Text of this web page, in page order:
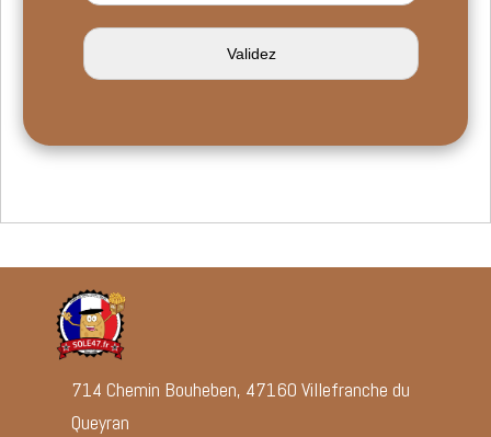
714 Chemin Bouheben, 47160 Villefranche du
Queyran